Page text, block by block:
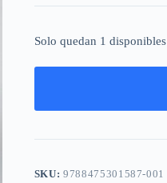
Solo quedan 1 disponibles
SKU:9788475301587-001